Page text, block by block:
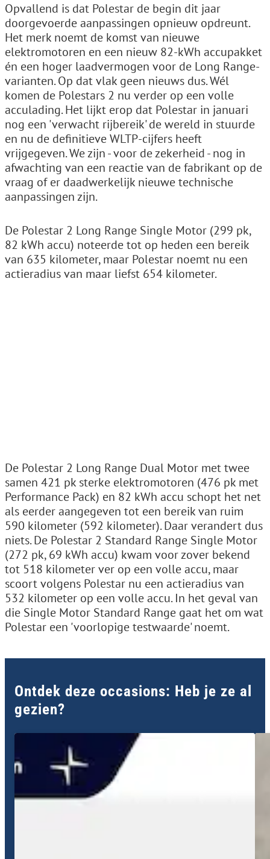
Opvallend is dat Polestar de begin dit jaar
doorgevoerde aanpassingen opnieuw opdreunt.
Het merk noemt de komst van nieuwe
elektromotoren en een nieuw 82-kWh accupakket
én een hoger laadvermogen voor de Long Range-
varianten. Op dat vlak geen nieuws dus. Wél
komen de Polestars 2 nu verder op een volle
acculading. Het lijkt erop dat Polestar in januari
nog een 'verwacht rijbereik' de wereld in stuurde
en nu de definitieve WLTP-cijfers heeft
vrijgegeven. We zijn - voor de zekerheid - nog in
afwachting van een reactie van de fabrikant op de
vraag of er daadwerkelijk nieuwe technische
aanpassingen zijn.
De Polestar 2 Long Range Single Motor (299 pk,
82 kWh accu) noteerde tot op heden een bereik
van 635 kilometer, maar Polestar noemt nu een
actieradius van maar liefst 654 kilometer.
De Polestar 2 Long Range Dual Motor met twee
samen 421 pk sterke elektromotoren (476 pk met
Performance Pack) en 82 kWh accu schopt het net
als eerder aangegeven tot een bereik van ruim
590 kilometer (592 kilometer). Daar verandert dus
niets. De Polestar 2 Standard Range Single Motor
(272 pk, 69 kWh accu) kwam voor zover bekend
tot 518 kilometer ver op een volle accu, maar
scoort volgens Polestar nu een actieradius van
532 kilometer op een volle accu. In het geval van
die Single Motor Standard Range gaat het om wat
Polestar een 'voorlopige testwaarde' noemt.
Ontdek deze occasions: Heb je ze al
gezien?